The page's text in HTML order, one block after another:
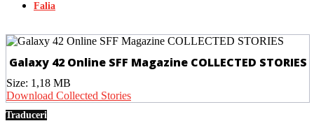
Falia
Galaxy 42 Online SFF Magazine COLLECTED STORIES
Size: 1,18 MB
Download Collected Stories
Traduceri